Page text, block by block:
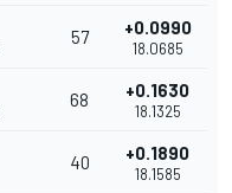
57 +0.0990
18.0685
68 +0.1630
18.1325
40 +0.1890
18.1585